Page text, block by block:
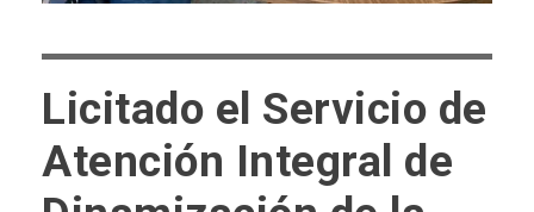
Licitado el Servicio de
Atención Integral de